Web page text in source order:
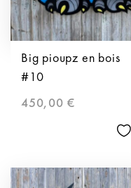
Big pioupz en bois
#10
450,00 €